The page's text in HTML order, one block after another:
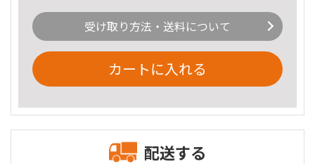
受け取り方法・送料について
カートに入れる
配送する